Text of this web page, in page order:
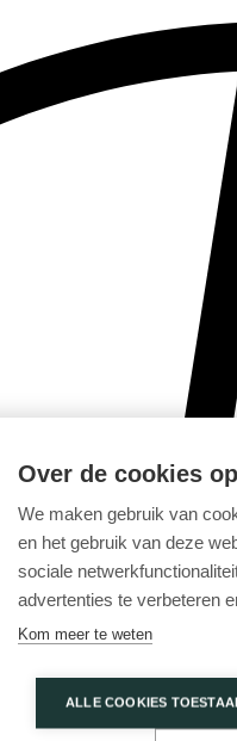
Over de cookies
We maken gebruik van
en het gebruik van deze
sociale
advertenties te verbeteren
Kom meer te weten
ALLE COOKIES